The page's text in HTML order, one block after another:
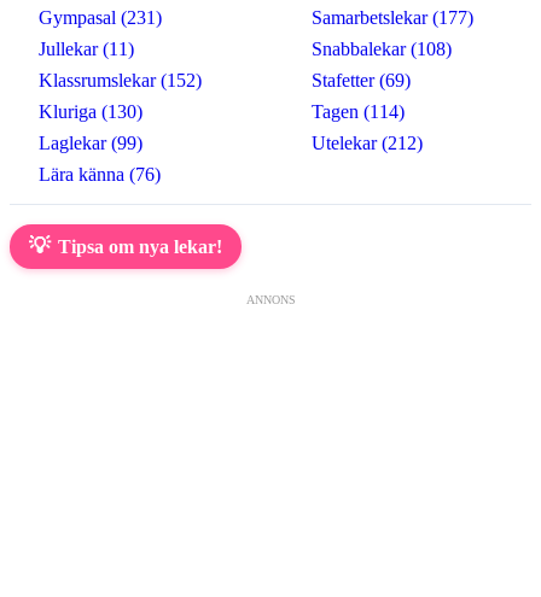
Gympasal (231)
Jullekar (11)
Klassrumslekar (152)
Kluriga (130)
Laglekar (99)
Lära känna (76)
Samarbetslekar (177)
Snabbalekar (108)
Stafetter (69)
Tagen (114)
Utelekar (212)
💡 Tipsa om nya lekar!
ANNONS